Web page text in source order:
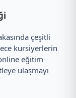
çeşitli
kursiyerlerin
eğitim
ulaşmayı